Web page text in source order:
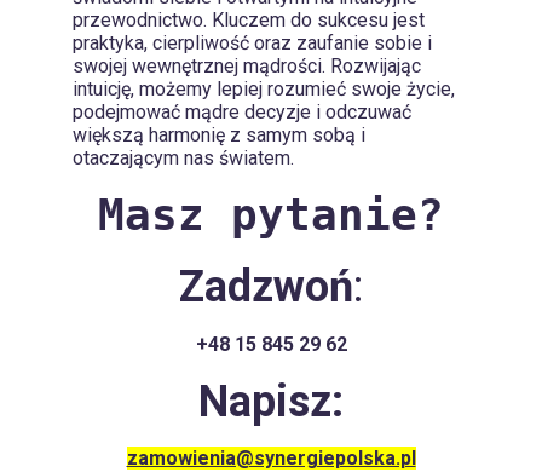
przewodnictwo. Kluczem do sukcesu jest
praktyka, cierpliwość oraz zaufanie sobie i
swojej wewnętrznej mądrości. Rozwijając
intuicję, możemy lepiej rozumieć swoje życie,
podejmować mądre decyzje i odczuwać
większą harmonię z samym sobą i
otaczającym nas światem.
Masz pytanie?
Zadzwoń:
+48 15 845 29 62
Napisz:
zamowienia@synergiepolska.pl